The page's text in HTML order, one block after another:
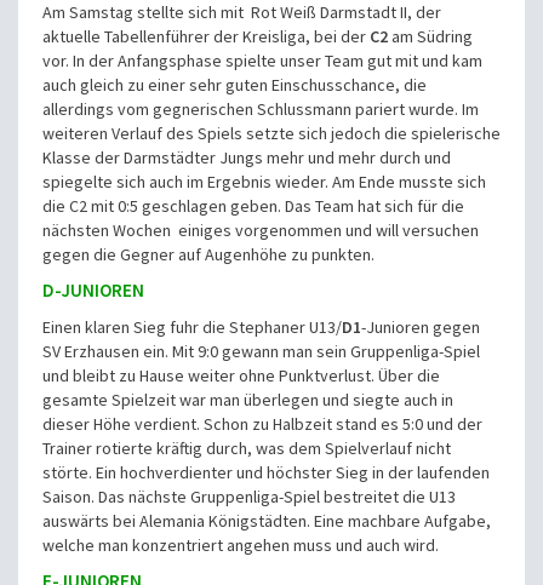
Am Samstag stellte sich mit Rot Weiß Darmstadt II, der
aktuelle Tabellenführer der Kreisliga, bei der C2 am Südring
vor. In der Anfangsphase spielte unser Team gut mit und kam
auch gleich zu einer sehr guten Einschusschance, die
allerdings vom gegnerischen Schlussmann pariert wurde. Im
weiteren Verlauf des Spiels setzte sich jedoch die spielerische
Klasse der Darmstädter Jungs mehr und mehr durch und
spiegelte sich auch im Ergebnis wieder. Am Ende musste sich
die C2 mit 0:5 geschlagen geben. Das Team hat sich für die
nächsten Wochen einiges vorgenommen und will versuchen
gegen die Gegner auf Augenhöhe zu punkten.
D-JUNIOREN
Einen klaren Sieg fuhr die Stephaner U13/D1-Junioren gegen
SV Erzhausen ein. Mit 9:0 gewann man sein Gruppenliga-Spiel
und bleibt zu Hause weiter ohne Punktverlust. Über die
gesamte Spielzeit war man überlegen und siegte auch in
dieser Höhe verdient. Schon zu Halbzeit stand es 5:0 und der
Trainer rotierte kräftig durch, was dem Spielverlauf nicht
störte. Ein hochverdienter und höchster Sieg in der laufenden
Saison. Das nächste Gruppenliga-Spiel bestreitet die U13
auswärts bei Alemania Königstädten. Eine machbare Aufgabe,
welche man konzentriert angehen muss und auch wird.